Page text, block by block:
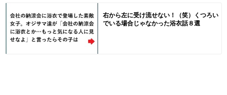
右から左に受け流せない！（笑）くつろい
でいる場合じゃなかった浴衣話８選